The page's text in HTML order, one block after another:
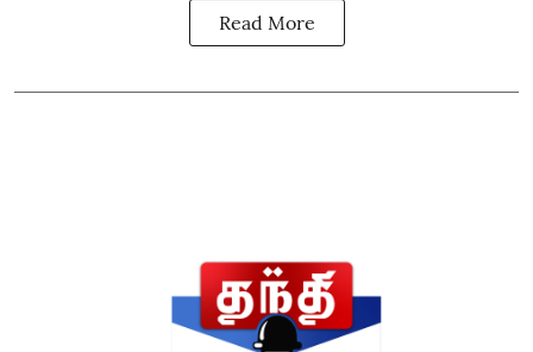
Read More